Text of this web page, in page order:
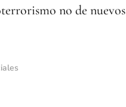
no de nuevos